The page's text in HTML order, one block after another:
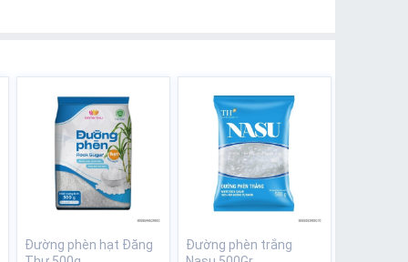
Đường phèn hạt Đăng
Đường phèn trắng